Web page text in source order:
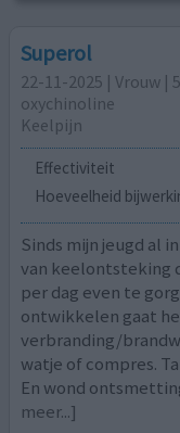
Superol
22-11-2025 | Vrouw |
oxychinoline
Keelpijn
Effectiviteit
Hoeveelheid
Sinds mijn jeugd al
van keelontsteking
per dag even te
ontwikkelen gaat
verbranding/
watje of compres.
En wond
meer...]